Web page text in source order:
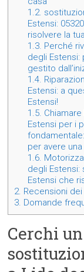
1.2.
Estensi:
risolvere la
1.3. Perché
degli Estensi:
gestito
1.4.
Estensi: a
Estensi!
1.5.
Estensi per i
per avere
1.6.
degli Estensi:
Estensi che
2. Recensioni
3. Domande
Cerchi